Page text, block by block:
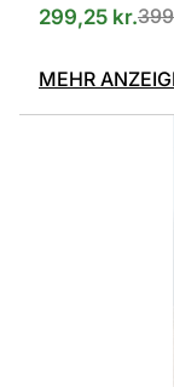
299,25 kr.
MEHR